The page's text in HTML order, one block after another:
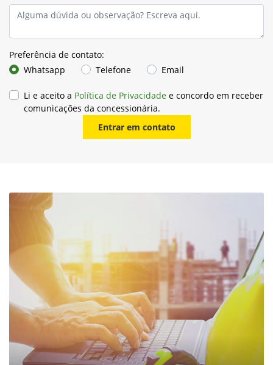
Preferência de contato:
Whatsapp
Telefone Email
Li e aceito a Política de Privacidade e concordo em receber
comunicações da concessionária.
Entrar em contato